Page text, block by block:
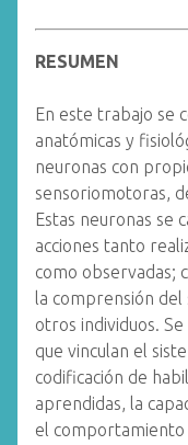
RESUMEN
En este trabajo se
anatómicas y
neuronas con
sensoriomotoras,
Estas neuronas se
acciones tanto
como observadas;
la comprensión del
otros individuos.
que vinculan el
codificación de
aprendidas, la
el comportamiento